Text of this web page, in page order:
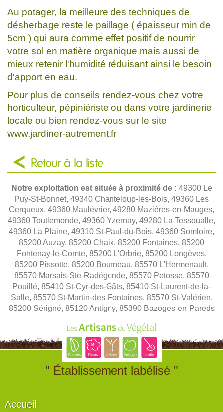
Au potager, la meilleure des techniques de
désherbage reste le paillage ( épaisseur min de
5cm ) qui aura comme effet positif de nourrir
votre sol en matière organique mais aussi de
mieux retenir l'humidité réduisant ainsi le besoin
d'apport en eau.
Pour plus de conseils rendez-vous chez votre
horticulteur, pépiniériste ou dans votre jardinerie
locale ou bien rendez-vous sur le site
www.jardiner-autrement.fr
Retour à la liste
Notre exploitation est située à proximité de : 49300 Le
Puy-St-Bonnet, 49340 Chanteloup-les-Bois, 49360 Les
Cerqueux, 49360 Maulévrier, 49280 Mazières-en-Mauges,
49360 Toutlemonde, 49360 Yzernay, 49280 La Tessoualle,
49360 La Plaine, 49310 St-Paul-du-Bois, 49360 Somloire,
85200 Auzay, 85200 Chaix, 85200 Fontaines, 85200
Fontenay-le-Comte, 85200 L'Orbrie, 85200 Longèves,
85200 Pissotte, 85200 Bourneau, 85570 L'Hermenault,
85570 Marsais-Ste-Radégonde, 85570 Petosse, 85570
Pouillé, 85410 St-Cyr-des-Gâts, 85410 St-Laurent-de-la-
Salle, 85570 St-Martin-des-Fontaines, 85570 St-Valérien,
85200 Sérigné, 85120 Antigny, 85390 Bazoges-en-Pareds
" Établissement labélisé "
Accueil